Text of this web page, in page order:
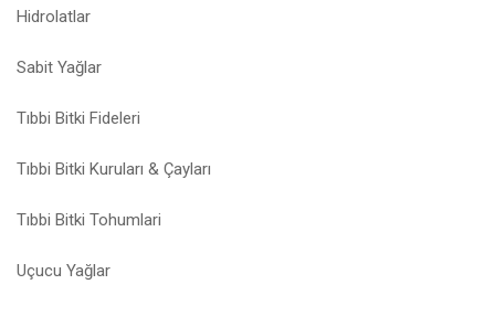
Hidrolatlar
Sabit Yağlar
Tıbbi Bitki Fideleri
Tıbbi Bitki Kuruları & Çayları
Tıbbi Bitki Tohumlari
Uçucu Yağlar